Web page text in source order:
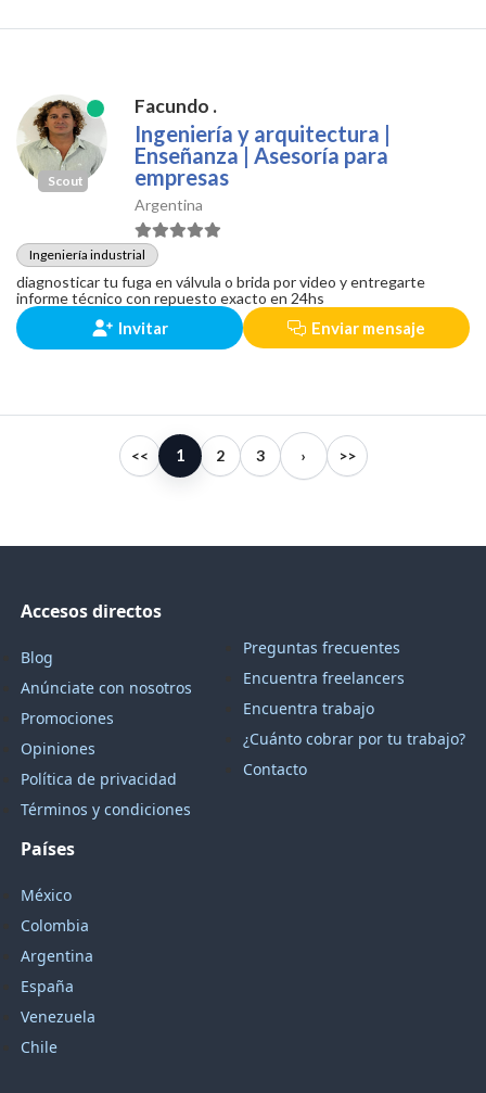
Scout
Facundo .
Ingeniería y arquitectura |
Enseñanza | Asesoría para
empresas
Argentina
Ingeniería industrial
diagnosticar tu fuga en válvula o brida por video y entregarte
informe técnico con repuesto exacto en 24hs
Invitar Enviar mensaje
<< 1 2 3 › >>
Accesos directos
Blog
Anúnciate con nosotros
Promociones
Opiniones
Política de privacidad
Términos y condiciones
Preguntas frecuentes
Encuentra freelancers
Encuentra trabajo
¿Cuánto cobrar por tu trabajo?
Contacto
Países
México
Colombia
Argentina
España
Venezuela
Chile